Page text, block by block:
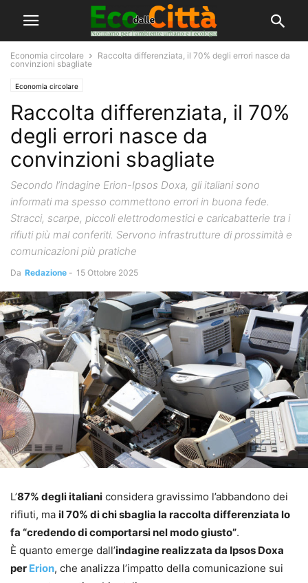
Economia circolare
Raccolta differenziata, il 70% degli errori nasce da
convinzioni sbagliate
Economia circolare
Raccolta differenziata, il 70%
degli errori nasce da
convinzioni sbagliate
Secondo l’indagine Erion-Ipsos Doxa, gli italiani sono
informati ma spesso commettono errori in buona fede.
Stracci, scarpe, piccoli elettrodomestici e caricabatterie tra i
rifiuti più mal conferiti. Servono infrastrutture di prossimità e
comunicazioni più pratiche
Da Redazione - 15 Ottobre 2025
L’87% degli italiani considera gravissimo l’abbandono dei
rifiuti, ma il 70% di chi sbaglia la raccolta differenziata lo
fa “credendo di comportarsi nel modo giusto”.
È quanto emerge dall’indagine realizzata da Ipsos Doxa
per Erion, che analizza l’impatto della comunicazione sui